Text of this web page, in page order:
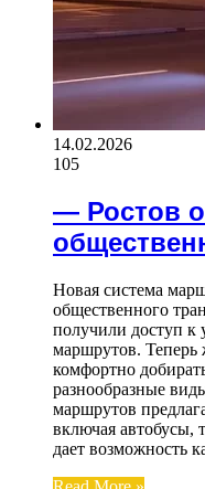
14.02.2026
105
— Ростов
Новая система
общественного
получили доступ к
маршрутов. Теперь
комфортно
разнообразные
маршрутов
включая автобусы,
дает возможность